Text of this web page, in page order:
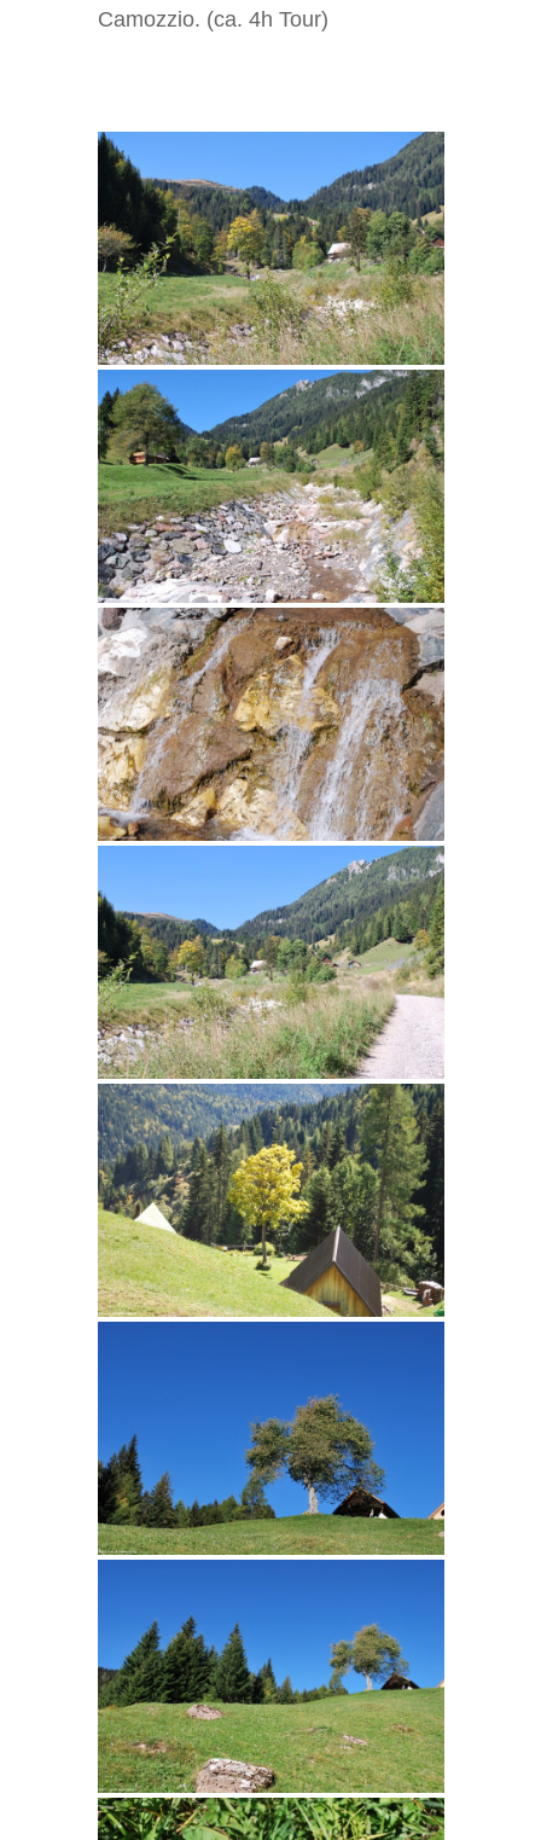
Camozzio. (ca. 4h Tour)